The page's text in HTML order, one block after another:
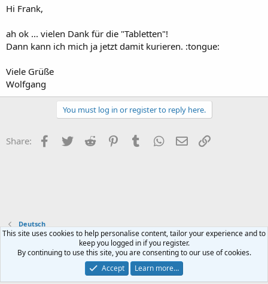
Hi Frank,
ah ok ... vielen Dank für die "Tabletten"!
Dann kann ich mich ja jetzt damit kurieren. :tongue:
Viele Grüße
Wolfgang
You must log in or register to reply here.
Share: Facebook
Twitter Reddit PinterestTumblr WhatsApp
Email
Deutsch
Contact us Terms and rules Privacy policy Help Home
R
S
Community platform by XenForo® © 2010-2023 XenForo Ltd.
This site uses cookies to help personalise content, tailor your experience and to
keep you logged in if you register.
By continuing to use this site, you are consenting to our use of cookies.
Accept
Learn more…